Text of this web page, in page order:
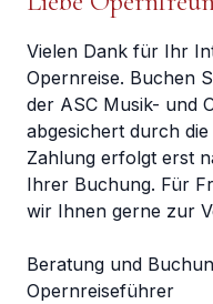
Vielen Dank für Ihr
Opernreise. Buchen
der ASC Musik- und
abgesichert durch
Zahlung erfolgt erst
Ihrer Buchung. Für
wir Ihnen gerne zur
Beratung und
Opernreiseführer